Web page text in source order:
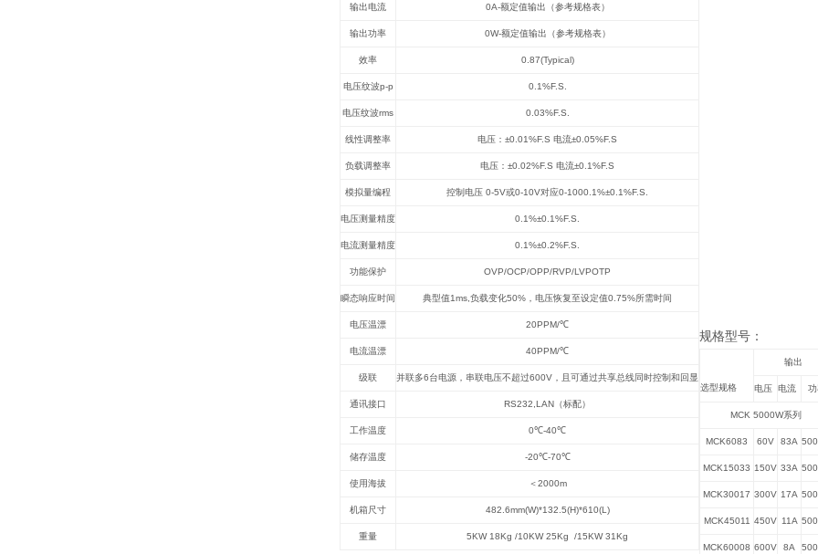
输出电流 0A-额定值输出（参考规格表）
输出功率 0W-额定值输出（参考规格表）
效率 0.87(Typical)
电压纹波p-p 0.1%F.S.
电压纹波rms 0.03%F.S.
线性调整率 电压：±0.01%F.S 电流±0.05%F.S
负载调整率 电压：±0.02%F.S 电流±0.1%F.S
模拟量编程 控制电压 0-5V或0-10V对应0-1000.1%±0.1%F.S.
电压测量精度 0.1%±0.1%F.S.
电流测量精度 0.1%±0.2%F.S.
功能保护 OVP/OCP/OPP/RVP/LVPOTP
瞬态响应时间 典型值1ms,负载变化50%，电压恢复至设定值0.75%所需时间
电压温漂 20PPM/℃
电流温漂 40PPM/℃
级联 并联多6台电源，串联电压不超过600V，且可通过共享总线同时控制和回显
通讯接口 RS232,LAN （标配）
工作温度 0℃-40℃
储存温度 -20℃-70℃
使用海拔 ＜2000m
机箱尺寸 482.6mm(W)*132.5(H)*610(L)
重量 5KW 18Kg /10KW 25Kg /15KW 31Kg
规格型号：
选型规格
输出
电压 电流
MCK 5000W系列
MCK6083 60V 83A
MCK15033 150V 33A
MCK30017 300V 17A
MCK45011 450V 11A
MCK60008 600V 8A